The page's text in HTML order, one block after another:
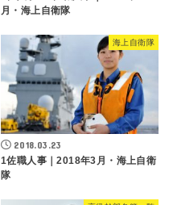
月・海上自衛隊
海上自衛隊
2018.03.23
1佐職人事｜2018年3月・海上自衛
隊